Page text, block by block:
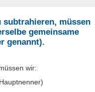
subtrahieren, müssen
gemeinsame
genannt).
wir: